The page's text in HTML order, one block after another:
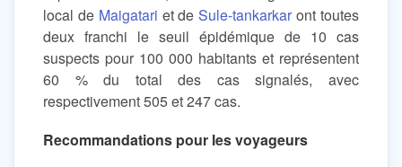
local de Maigatari et deSule-tankarkar ont toutes
deux franchi le seuil épidémique de 10 cas
suspects pour 100 000 habitants et représentent
60 % du total des cas signalés, avec
respectivement 505 et 247 cas.
Recommandations pour les voyageurs